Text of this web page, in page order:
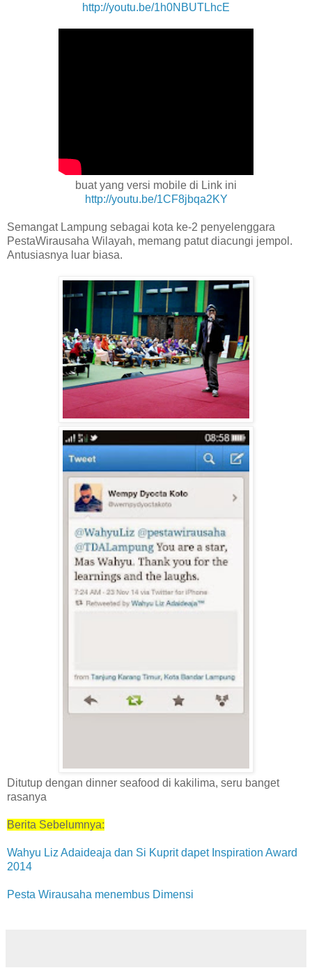
http://youtu.be/1h0NBUTLhcE
buat yang versi mobile di Link ini
http://youtu.be/1CF8jbqa2KY
Semangat Lampung sebagai kota ke-2 penyelenggara
PestaWirausaha Wilayah, memang patut diacungi jempol.
Antusiasnya luar biasa.
Ditutup dengan dinner seafood di kakilima, seru banget
rasanya
Berita Sebelumnya:
Wahyu Liz Adaideaja dan Si Kuprit dapet Inspiration Award
2014
Pesta Wirausaha menembus Dimensi